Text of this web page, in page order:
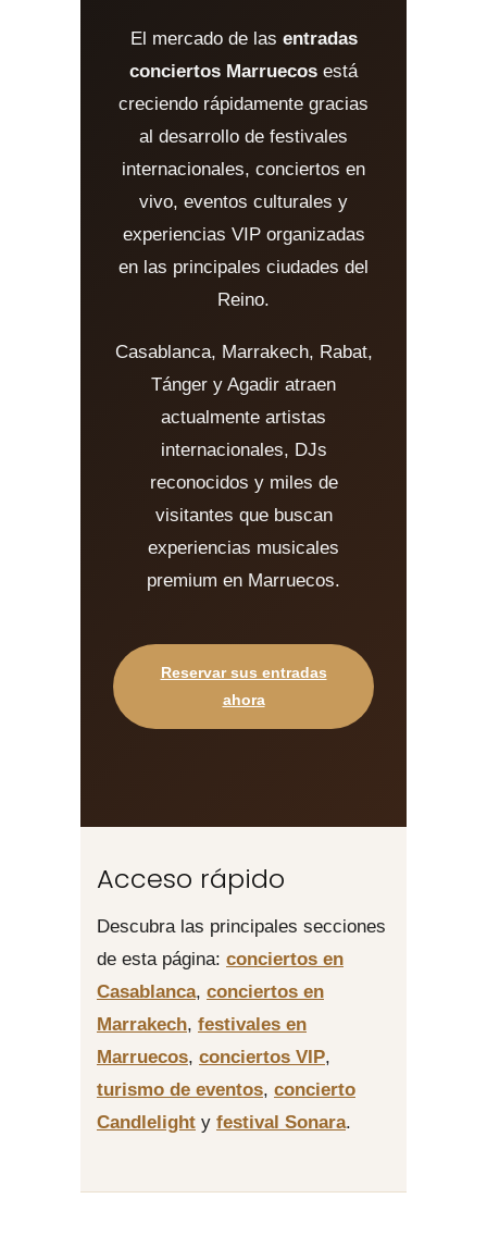
El mercado de las entradas
conciertos Marruecos está
creciendo rápidamente gracias
al desarrollo de festivales
internacionales, conciertos en
vivo, eventos culturales y
experiencias VIP organizadas
en las principales ciudades del
Reino.
Casablanca, Marrakech, Rabat,
Tánger y Agadir atraen
actualmente artistas
internacionales, DJs
reconocidos y miles de
visitantes que buscan
experiencias musicales
premium en Marruecos.
Reservar sus entradas
ahora
Acceso rápido
Descubra las principales secciones
de esta página: conciertos en
Casablanca, conciertos en
Marrakech, festivales en
Marruecos, conciertos VIP,
turismo de eventos, concierto
Candlelight y festival Sonara.